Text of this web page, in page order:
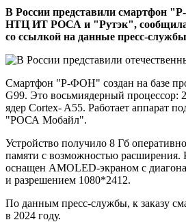
В России представили смартфон
НТЦ ИТ РОСА и "Рутэк", сообщила
со ссылкой на данные пресс-
Смартфон "Р-ФОН" создан на базе
G99. Это восьмиядерный процессор:
ядер Cortex- A55. Работает аппарат
"РОСА Мобайл".
Устройство получило 8 Гб
памяти с возможностью расширения.
оснащен AMOLED-экраном с
и разрешением 1080*2412.
По данным пресс-службы, к заказу
в 2024 году.